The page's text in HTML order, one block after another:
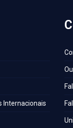
Internacionais